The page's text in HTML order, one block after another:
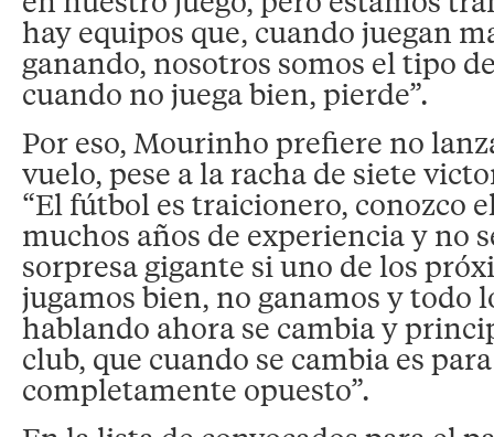
hay equipos que, cuando juegan
ganando, nosotros somos el tipo
cuando no juega bien, pierde”.
Por eso, Mourinho prefiere no
vuelo, pese a la racha de siete
“El fútbol es traicionero, conozco
muchos años de experiencia y no
sorpresa gigante si uno de los
jugamos bien, no ganamos y todo
hablando ahora se cambia y
club, que cuando se cambia es
completamente opuesto”.